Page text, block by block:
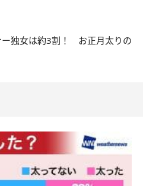
ー独女は約3割！ お正月太りの